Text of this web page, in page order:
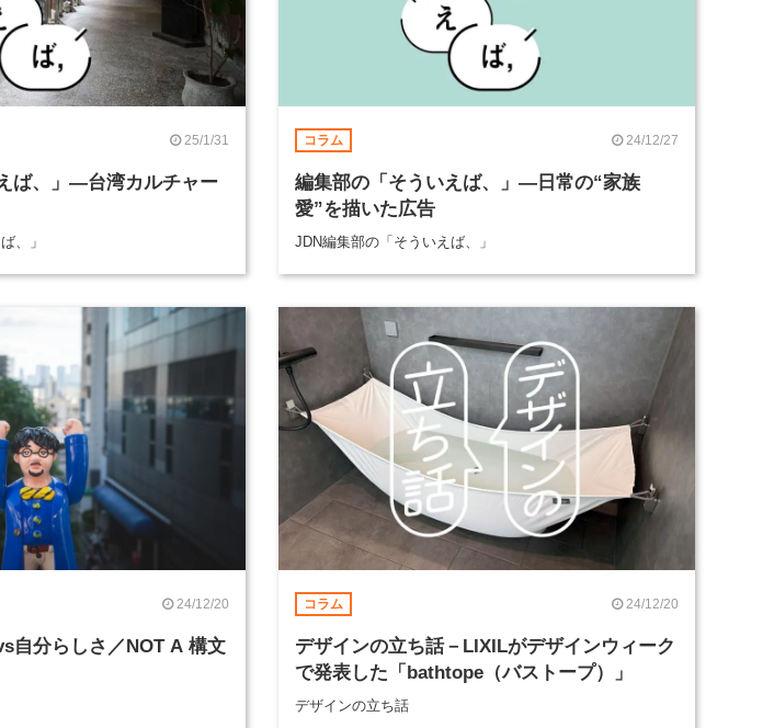
25/1/31
ば、」―台湾カルチャー
、」
コラム 24/12/27
編集部の「そういえば、」―日常の“家族
愛”を描いた広告
JDN編集部の「そういえば、」
24/12/20
自分らしさ／NOT A 構文
コラム 24/12/20
デザインの立ち話－LIXILがデザインウィーク
で発表した「bathtope（バストープ）」
デザインの立ち話